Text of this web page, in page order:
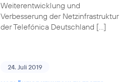
Weiterentwicklung und
Verbesserung der Netzinfrastruktur
der Telefónica Deutschland […]
24. Juli 2019